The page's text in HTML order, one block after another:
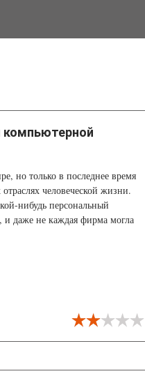
компьютерной
но только в последнее время
человеческой жизни.
нибудь персональный
даже не каждая фирма могла